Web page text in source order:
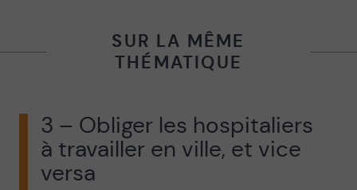
SUR LA MÊME
THÉMATIQUE
3 – Obliger les hospitaliers
à travailler en ville, et vice
versa